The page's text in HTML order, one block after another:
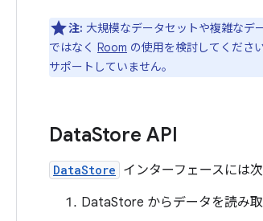
注: 大規模なデータセットや複雑な
ではなく Room の使用を検討してくださ
サポートしていません。
DataStore API
DataStore インターフェースには
DataStore からデータを読み